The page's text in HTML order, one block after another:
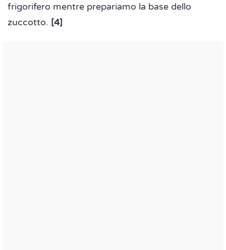
frigorifero mentre prepariamo la base dello
zuccotto. [4]